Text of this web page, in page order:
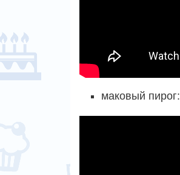
маковый пирог: